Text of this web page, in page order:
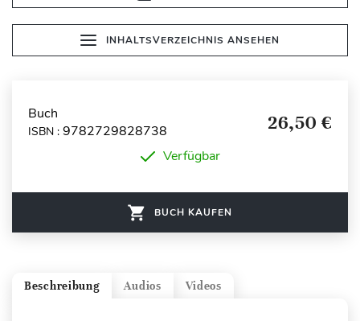
INHALTSVERZEICHNIS ANSEHEN
Buch
ISBN : 9782729828738 26,50 €
Verfügbar
BUCH KAUFEN
Videos
Audios
Beschreibung